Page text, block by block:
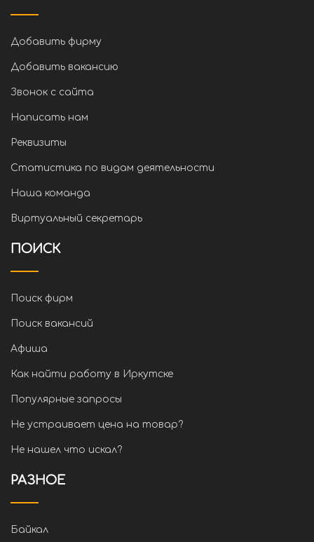
Добавить фирму
Добавить вакансию
Звонок с сайта
Написать нам
Реквизиты
Статистика по видам деятельности
Наша команда
Виртуальный секретарь
ПОИСК
Поиск фирм
Поиск вакансий
Афиша
Как найти работу в Иркутске
Популярные запросы
Не устраивает цена на товар?
Не нашел что искал?
РАЗНОЕ
Байкал